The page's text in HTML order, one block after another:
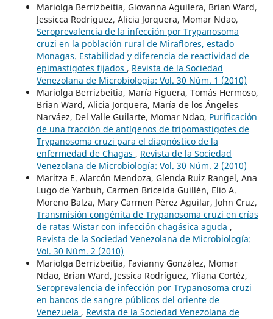
Mariolga Berrizbeitia, Giovanna Aguilera, Brian Ward,
Jessicca Rodríguez, Alicia Jorquera, Momar Ndao,
Seroprevalencia de la infección por Trypanosoma
cruzi en la población rural de Miraflores, estado
Monagas. Estabilidad y diferencia de reactividad de
epimastigotes fijados , Revista de la Sociedad
Venezolana de Microbiología: Vol. 30 Núm. 1 (2010)
Mariolga Berrizbeitia, María Figuera, Tomás Hermoso,
Brian Ward, Alicia Jorquera, María de los Ángeles
Narváez, Del Valle Guilarte, Momar Ndao, Purificación
de una fracción de antígenos de tripomastigotes de
Trypanosoma cruzi para el diagnóstico de la
enfermedad de Chagas , Revista de la Sociedad
Venezolana de Microbiología: Vol. 30 Núm. 2 (2010)
Maritza E. Alarcón Mendoza, Glenda Ruiz Rangel, Ana
Lugo de Yarbuh, Carmen Briceida Guillén, Elio A.
Moreno Balza, Mary Carmen Pérez Aguilar, John Cruz,
Transmisión congénita de Trypanosoma cruzi en crías
de ratas Wistar con infección chagásica aguda ,
Revista de la Sociedad Venezolana de Microbiología:
Vol. 30 Núm. 2 (2010)
Mariolga Berrizbeitia, Favianny González, Momar
Ndao, Brian Ward, Jessica Rodríguez, Yliana Cortéz,
Seroprevalencia de infección por Trypanosoma cruzi
en bancos de sangre públicos del oriente de
Venezuela , Revista de la Sociedad Venezolana de